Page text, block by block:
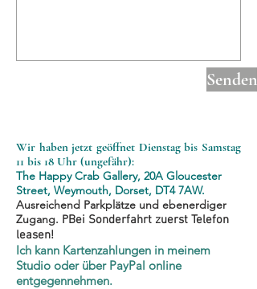
Senden
Wir haben jetzt geöffnet Dienstag bis Samstag
11 bis 18 Uhr (ungefähr):
The Happy Crab Gallery, 20A Gloucester
Street, Weymouth, Dorset, DT4 7AW.
Ausreichend Parkplätze und ebenerdiger
Zugang. PBei Sonderfahrt zuerst Telefon
leasen!
Ich kann Kartenzahlungen in meinem
Studio oder über PayPal online
entgegennehmen.